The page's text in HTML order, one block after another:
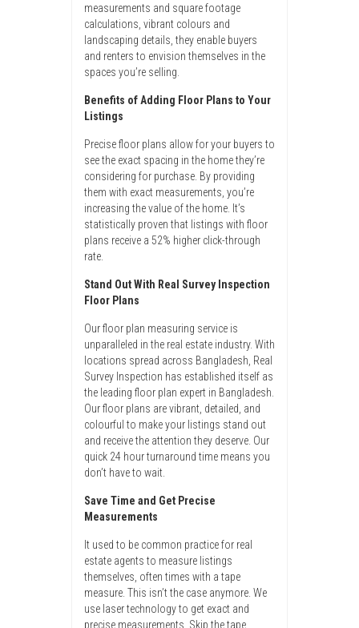
measurements and square footage
calculations, vibrant colours and
landscaping details, they enable buyers
and renters to envision themselves in the
spaces you’re selling.
Benefits of Adding Floor Plans to Your
Listings
Precise floor plans allow for your buyers to
see the exact spacing in the home they’re
considering for purchase. By providing
them with exact measurements, you’re
increasing the value of the home. It’s
statistically proven that listings with floor
plans receive a 52% higher click-through
rate.
Stand Out With Real Survey Inspection
Floor Plans
Our floor plan measuring service is
unparalleled in the real estate industry. With
locations spread across Bangladesh, Real
Survey Inspection has established itself as
the leading floor plan expert in Bangladesh.
Our floor plans are vibrant, detailed, and
colourful to make your listings stand out
and receive the attention they deserve. Our
quick 24 hour turnaround time means you
don’t have to wait.
Save Time and Get Precise
Measurements
It used to be common practice for real
estate agents to measure listings
themselves, often times with a tape
measure. This isn’t the case anymore. We
use laser technology to get exact and
precise measurements. Skip the tape